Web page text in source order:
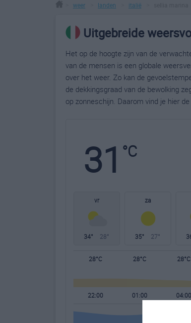
weer landen italië
Uitgebreide
Het op de hoogte zijn van de
van de mensen is een globale
over het weer. Zo kan de
de dekkingsgraad van de bewolking
op zonneschijn. Daarom vind je hier
31 °C
vr
34° 28°
za
35° 27°
28°C 28°C 28°C
22:00 01:00 04:00